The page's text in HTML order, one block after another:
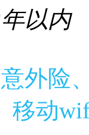
以内
外险
移动